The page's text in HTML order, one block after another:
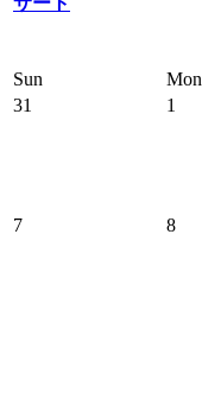
Sun
Mon
31
1
7 8